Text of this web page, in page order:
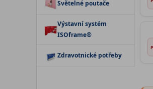
Světelné poutače
Výstavní systém
ISOframe®
Zdravotnické potřeby